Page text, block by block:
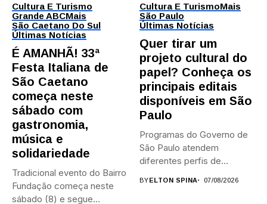
Cultura E Turismo
Grande ABCMais
São Caetano Do Sul
Últimas Notícias
É AMANHÃ! 33ª
Festa Italiana de
São Caetano
começa neste
sábado com
gastronomia,
música e
solidariedade
Tradicional evento do Bairro
Fundação começa neste
sábado (8) e segue
Cultura E TurismoMais
São Paulo
Últimas Notícias
Quer tirar um
projeto cultural do
papel? Conheça os
principais editais
disponíveis em São
Paulo
Programas do Governo de
São Paulo atendem
diferentes perfis de
BYELTON SPINA 07/08/2026